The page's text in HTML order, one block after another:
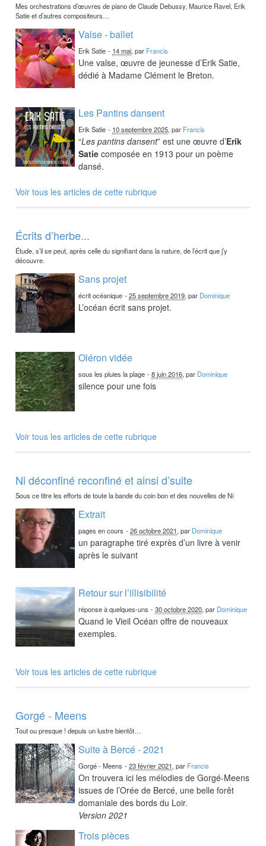
Mes orchestrations d’œuvres de piano de Claude Debussy, Maurice Ravel, Erik
Satie et d’autres compositeurs…
Valse - ballet
Erik Satie - 14 mai, par Francis
Une valse, œuvre de jeunesse d’Erik Satie,
dédié à Madame Clément le Breton.
Les Pantins dansent
Erik Satie - 10 septembre 2025, par Francis
“Les pantins dansent” est une œuvre d’Erik
Satie composée en 1913 pour un poème
dansé.
Voir tous les articles de cette rubrique
Écrits d’herbe...
Étude, s’il se peut, après celle du signifiant dans la nature, de l’écrit que j’y
découvre.
Sans projet
écrit océanique -25 septembre 2019, par Dominique
L’océan écrit sans projet.
Oléron vidée
sous les pluies la plage -8 juin 2016, par Dominique
silence pour une fois
Voir tous les articles de cette rubrique
Ni déconfiné reconfiné et ainsi d’suite
Sous ce titre les efforts de toute la bande du coin bon et des nouvelles de Ni
Extrait
pages en cours -26 octobre 2021, par Dominique
un paragraphe tiré exprès d’un livre à venir
après le suivant
Retour sur l’illisibilité
réponse à quelques-uns -30 octobre 2020, par Dominique
Quand le Vieil Océan offre de nouveaux
exemples.
Voir tous les articles de cette rubrique
Gorgé - Meens
Tout ou presque ! depuis un lustre bientôt…
Suite à Bercé - 2021
Gorgé - Meens -23 février 2021, par Francis
On trouvera ici les mélodies de Gorgé-Meens
issues de l’Orée de Bercé, une belle forêt
domaniale des bords du Loir.
Version 2021
Trois pièces